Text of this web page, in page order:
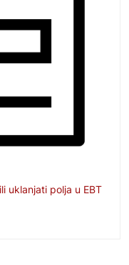
uklanjati polja u EBT